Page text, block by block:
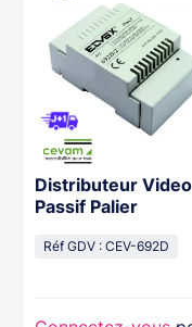
Distributeur Video
Passif Palier
Réf GDV : CEV-692D